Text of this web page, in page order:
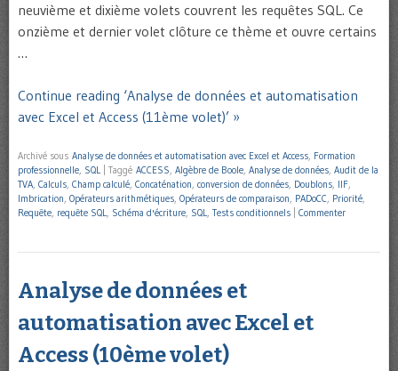
neuvième et dixième volets couvrent les requêtes SQL. Ce
onzième et dernier volet clôture ce thème et ouvre certains
…
Continue reading ‘Analyse de données et automatisation
avec Excel et Access (11ème volet)’ »
Archivé sous Analyse de données et automatisation avec Excel et Access, Formation
professionnelle, SQL Taggé ACCESS, Algèbre de Boole, Analyse de données, Audit de la
TVA, Calculs, Champ calculé, Concaténation, conversion de données, Doublons, IIF,
Imbrication, Opérateurs arithmétiques, Opérateurs de comparaison, PADoCC, Priorité,
Requête, requête SQL, Schéma d'écriture, SQL, Tests conditionnels Commenter
Analyse de données et
automatisation avec Excel et
Access (10ème volet)